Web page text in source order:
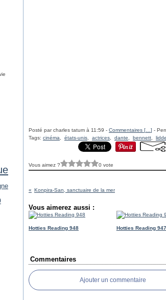
Posté par charles tatum à 11:59 - Commentaires [ ] -
Tags: cinéma états-unis actrices dante bennett
Vous aimez ? 0 vote
Konpira-San, sanctuaire de la mer
Vous aimerez aussi :
Hotties Reading 948
Hotties Reading 947
Commentaires
Ajouter un commentaire